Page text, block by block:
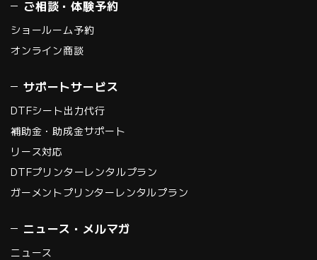
ご相談・体験予約
ショールーム予約
オンライン商談
サポートサービス
DTFシート出力代行
補助金・助成金サポート
リース対応
DTFプリンターレンタルプラン
ガーメントプリンターレンタルプラン
ニュース・メルマガ
ニュース